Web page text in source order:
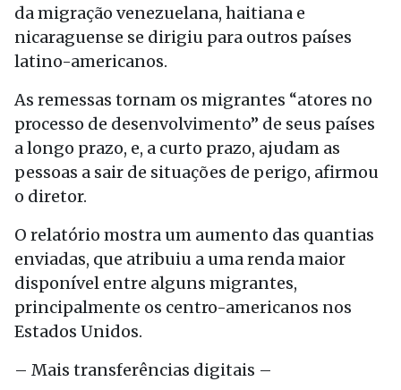
da migração venezuelana, haitiana e
nicaraguense se dirigiu para outros países
latino-americanos.
As remessas tornam os migrantes “atores no
processo de desenvolvimento” de seus países
a longo prazo, e, a curto prazo, ajudam as
pessoas a sair de situações de perigo, afirmou
o diretor.
O relatório mostra um aumento das quantias
enviadas, que atribuiu a uma renda maior
disponível entre alguns migrantes,
principalmente os centro-americanos nos
Estados Unidos.
– Mais transferências digitais –